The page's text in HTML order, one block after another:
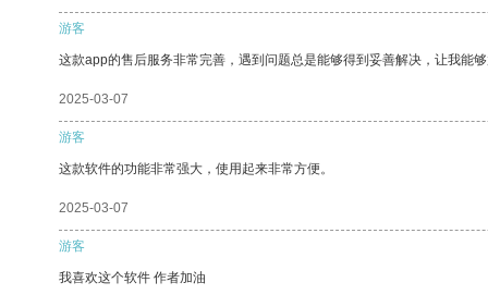
游客
这款app的售后服务非常完善，遇到问题总是能够得到妥善解决，让我能够
2025-03-07
游客
这款软件的功能非常强大，使用起来非常方便。
2025-03-07
游客
我喜欢这个软件 作者加油